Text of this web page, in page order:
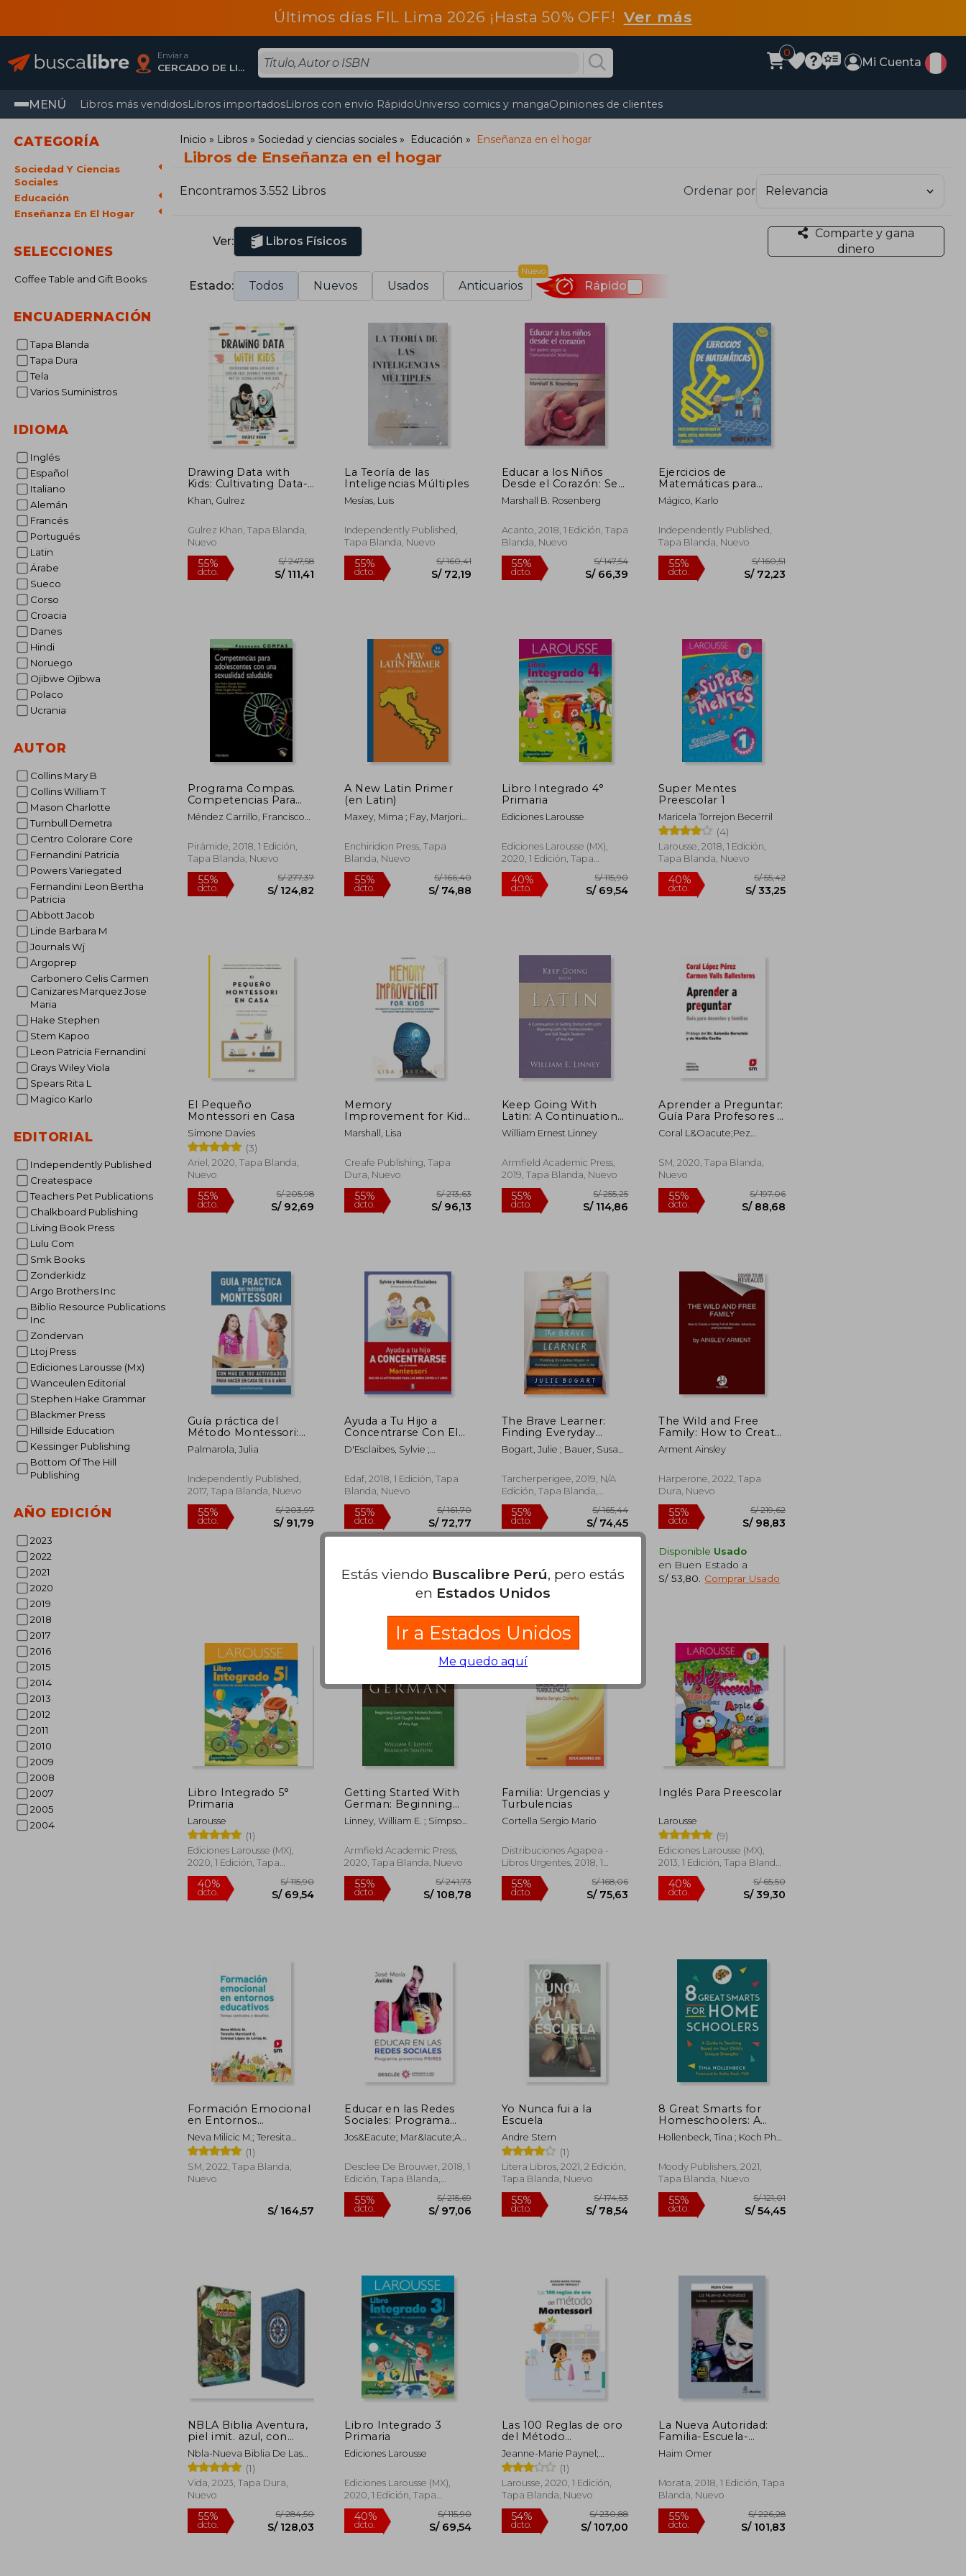
Últimos días FIL Lima 2026 ¡Hasta 50% OFF! Ver más
Enviar a
CERCADO DE LIMA, Lima
0
Mi Cuenta
MENÚ Libros más vendidosLibros importadosLibros con envío RápidoUniverso comics y mangaOpiniones de clientes
CATEGORÍA
Sociedad Y Ciencias
Sociales
Educación
Enseñanza En El Hogar
SELECCIONES
Coffee Table and Gift Books
ENCUADERNACIÓN
Tapa Blanda
Tapa Dura
Tela
Varios Suministros
IDIOMA
Inglés
Español
Italiano
Alemán
Francés
Portugués
Latin
Árabe
Sueco
Corso
Croacia
Danes
Hindi
Noruego
Ojibwe Ojibwa
Polaco
Ucrania
AUTOR
Collins Mary B
Collins William T
Mason Charlotte
Turnbull Demetra
Centro Colorare Core
Fernandini Patricia
Powers Variegated
Fernandini Leon Bertha
Patricia
Abbott Jacob
Linde Barbara M
Journals Wj
Argoprep
Carbonero Celis Carmen
Canizares Marquez Jose
Maria
Hake Stephen
Stem Kapoo
Leon Patricia Fernandini
Grays Wiley Viola
Spears Rita L
Magico Karlo
EDITORIAL
Independently Published
Createspace
Teachers Pet Publications
Chalkboard Publishing
Living Book Press
Lulu Com
Smk Books
Zonderkidz
Argo Brothers Inc
Biblio Resource Publications
Inc
Zondervan
Ltoj Press
Ediciones Larousse (Mx)
Wanceulen Editorial
Stephen Hake Grammar
Blackmer Press
Hillside Education
Kessinger Publishing
Bottom Of The Hill
Publishing
AÑO EDICIÓN
2023
2022
2021
2020
2019
2018
2017
2016
2015
2014
2013
2012
2011
2010
2009
2008
2007
2005
2004
Inicio Libros Sociedad y ciencias sociales Educación Enseñanza en el hogar
Libros de Enseñanza en el hogar
Encontramos 3.552 Libros Ordenar por
Ver: Libros Físicos
Comparte y gana
dinero
Estado: Todos Nuevos Usados Anticuarios
Nuevo
Rápido
Drawing Data with
Kids: Cultivating Data-
Literacy: A Screen-
Free Journey through
for Kids (en Inglés)
Khan, Gulrez
Gulrez Khan, Tapa Blanda,
Nuevo
La Teoría de las
Inteligencias Múltiples
Mesías, Luis
Independently Published,
Tapa Blanda, Nuevo
S/ 72,19
Educar a los Niños
Desde el Corazón: Ser
Padres Según la
Comunicación no
Marshall B. Rosenberg
Acanto, 2018, 1 Edición, Tapa
Blanda, Nuevo
S/ 66,39
Ejercicios de
Matemáticas para
niños y niñas 7+:
Divertido libro con
Matemáticas para
niños(as). Practicar en
multipli
Mágico, Karlo
Independently Published,
Tapa Blanda, Nuevo
Programa Compas.
Competencias Para
Adolescentes con una
Sexualidad Saludable
Méndez Carrillo, Francisco
Mireia,Morales Sabuco,
Alexandra,Espada Sánchez,
José Pedro
Pirámide, 2018, 1 Edición,
Tapa Blanda, Nuevo
dcto.
A New Latin Primer
(en Latin)
Maxey, Mima ; Fay, Marjorie
Enchiridion Press, Tapa
Blanda, Nuevo
55%
dcto.
Libro Integrado 4°
Primaria
Ediciones Larousse
Ediciones Larousse (MX),
2020, 1 Edición, Tapa
Blanda, Nuevo
40%
dcto.
S/ 115,90
S/ 69,54
Super Mentes
Preescolar 1
Maricela Torrejon Becerril
(4)
Larousse, 2018, 1 Edición,
Tapa Blanda, Nuevo
40%
El Pequeño
Montessori en Casa
Simone Davies
(3)
Ariel, 2020, Tapa Blanda,
Nuevo
55%
dcto.
Memory
Improvement for Kids:
The Greatest
Collection of Proven
Expanding Your Child's
Mind and Boosting
(Montessori
Parenting) (en Inglés)
Marshall, Lisa
Creafe Publishing, Tapa
Dura, Nuevo
55%
dcto.
Keep Going With
Latin: A Continuation
of Getting Started
With Latin: Beginning
Homeschoolers and
Self-Taught Students
William Ernest Linney
Armfield Academic Press,
2019, Tapa Blanda, Nuevo
55%
dcto.
S/ 255,25
S/ 114,86
Aprender a Preguntar:
Guía Para Profesores y
Familias (Biblioteca
Innovación Educativa)
Coral L&Oacute;Pez
Valls Ballesteros
SM, 2020, Tapa Blanda,
Nuevo
55%
dcto.
Guía práctica del
Método Montessori:
Con más de 100
actividades para hacer
Palmarola, Julia
Independently Published,
2017, Tapa Blanda, Nuevo
55%
dcto. S/ 91,79
Ayuda a Tu Hijo a
Concentrarse Con El
Metodo Montessori
D'Esclaibes, Sylvie ;
Edaf, 2018, 1 Edición, Tapa
Blanda, Nuevo
dcto. S/ 72,77
The Brave Learner:
Finding Everyday
Magic in Homeschool,
Learning, and Life (en
Bogart, Julie ; Bauer, Susan
Tarcherperigee, 2019, N/A
Edición, Tapa Blanda,
Nuevo
dcto.
S/ 165,44
S/ 74,45
The Wild and Free
Family: How to Create
a Home Full of
Wonder, Adventure,
Inglés)
Arment Ainsley
Harperone, 2022, Tapa
Dura, Nuevo
55%
dcto.
Disponible Usado
en Buen Estado a
S/ 53,80
Comprar Usado
Libro Integrado 5°
Primaria
Larousse
(1)
Ediciones Larousse (MX),
2020, 1 Edición, Tapa
Blanda, Nuevo
dcto. S/ 69,54
Getting Started With
German: Beginning
German for
Homeschoolers and
of any age (en Inglés)
Linney, William E. ; Simpson,
Armfield Academic Press,
2020, Tapa Blanda, Nuevo
dcto. S/ 108,78
Familia: Urgencias y
Turbulencias
Cortella Sergio Mario
Distribuciones Agapea -
Libros Urgentes, 2018, 1
Edición, Tapa Blanda,
Nuevo
dcto. S/ 75,63
Inglés Para Preescolar
Larousse
(9)
Ediciones Larousse (MX),
2013, 1 Edición, Tapa Blanda,
Nuevo
dcto.
Formación Emocional
en Entornos
Educativos. Temas
Centrales y Desafíos
Neva Milicic M.; Teresita
Marchant O.; Soledad
López De Lérida M.
(1)
SM, 2022, Tapa Blanda,
Nuevo
S/ 164,57
Educar en las Redes
Sociales: Programa
Preventivo Prires
Jos&Eacute; Mar&Iacute;A
Mart&Iacute;Nez
Desclee De Brouwer, 2018, 1
Edición, Tapa Blanda,
Nuevo
dcto.
S/ 215,69
S/ 97,06
Yo Nunca fui a la
Escuela
Andre Stern
(1)
Litera Libros, 2021, 2 Edición,
Tapa Blanda, Nuevo
55%
dcto.
S/ 174,53
S/ 78,54
8 Great Smarts for
Homeschoolers: A
Guide to Teaching
Based on Your Child'S
Inglés)
Hollenbeck, Tina ; Koch Phd,
Moody Publishers, 2021,
Tapa Blanda, Nuevo
55%
NBLA Biblia Aventura,
piel imit. azul, con
cierre
Nbla-Nueva Biblia De Las
Américas ; Vida
(1)
Vida, 2023, Tapa Dura,
Nuevo
Libro Integrado 3
Primaria
Ediciones Larousse
Ediciones Larousse (MX),
2020, 1 Edición, Tapa
Blanda, Nuevo
Las 100 Reglas de oro
del Método
Montessori
Jeanne-Marie Paynel;
Violaine Perrault
(1)
Larousse, 2020, 1 Edición,
Tapa Blanda, Nuevo
La Nueva Autoridad:
Familia-Escuela-
Comunidad
Haim Omer
Morata, 2018, 1 Edición, Tapa
Blanda, Nuevo
Estás viendo Buscalibre Perú, pero estás
en Estados Unidos
Ir a Estados Unidos
Me quedo aquí